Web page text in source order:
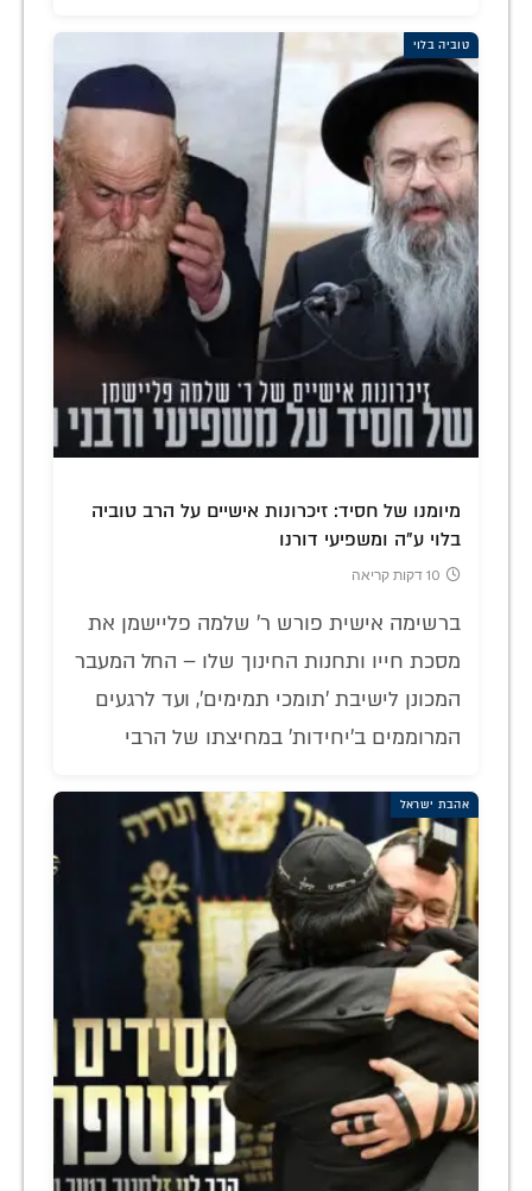
טוביה בלוי
מיומנו של חסיד: זיכרונות אישיים על הרב טוביה
בלוי ע"ה ומשפיעי דורנו
10 דקות קריאה
ברשימה אישית פורש ר' שלמה פליישמן את
מסכת חייו ותחנות החינוך שלו – החל המעבר
המכונן לישיבת 'תומכי תמימים', ועד לרגעים
המרוממים ב'יחידות' במחיצתו של הרבי
אהבת ישראל